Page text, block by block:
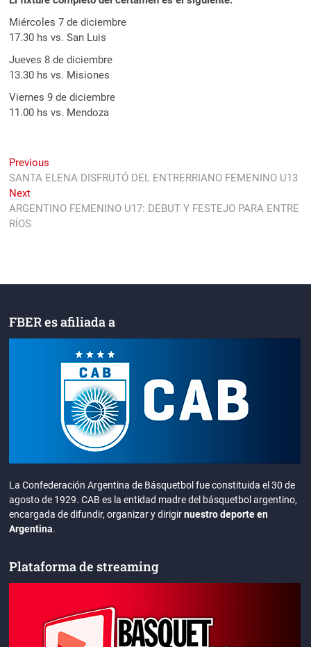
Miércoles 7 de diciembre
17.30 hs vs. San Luis
Jueves 8 de diciembre
13.30 hs vs. Misiones
Viernes 9 de diciembre
11.00 hs vs. Mendoza
Navegación
de
entradas
Previous
post:
SANTA ELENA DISFRUTÓ DEL ENTRERRIANO FEMENINO U13
NextNext
post:
ARGENTINO FEMENINO U17: DEBUT Y FESTEJO PARA ENTRE
RÍOS
FBER es afiliada a
La Confederación Argentina de Básquetbol fue constituida el 30 de
agosto de 1929. CAB es la entidad madre del básquetbol argentino,
encargada de difundir, organizar y dirigirnuestro deporte en
Argentina.
Plataforma de streaming